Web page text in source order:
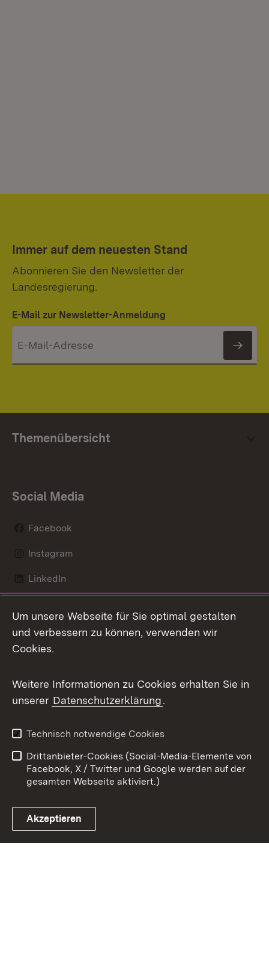
Immer auf dem neuesten Stand
Abonnieren Sie den Newsletter der
Landesregierung.
E-Mail zur Newsletter-Anmeldung
Themenübersicht
Social Media
Facebook
Instagram
LinkedIn
X / Twitter
Youtube
Link zum Landesportal
Kontakt
Datenschutz
Barrierefreiheit
Impressum
Cookies
Um unsere Webseite für Sie optimal gestalten
und verbessern zu können, verwenden wir
Cookies.
Weitere Informationen zu Cookies erhalten Sie in
unserer Datenschutzerklärung.
Technisch notwendige Cookies
Drittanbieter-Cookies (Social-Media-Elemente von
Facebook, X / Twitter und Google werden auf der
gesamten Webseite aktiviert.)
Akzeptieren